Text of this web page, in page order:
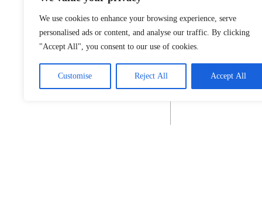
We use cookies to enhance your browsing experience, serve
personalised ads or content, and analyse our traffic. By clicking
"Accept All", you consent to our use of cookies.
Customise Reject All Accept All